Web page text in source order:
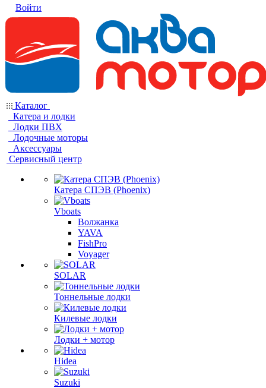
Войти
Каталог
Катера и лодки
Лодки ПВХ
Лодочные моторы
Аксессуары
Сервисный центр
Катера СПЭВ (Phoenix)
Vboats
Волжанка
YAVA
FishPro
Voyager
SOLAR
Тоннельные лодки
Килевые лодки
Лодки + мотор
Hidea
Suzuki